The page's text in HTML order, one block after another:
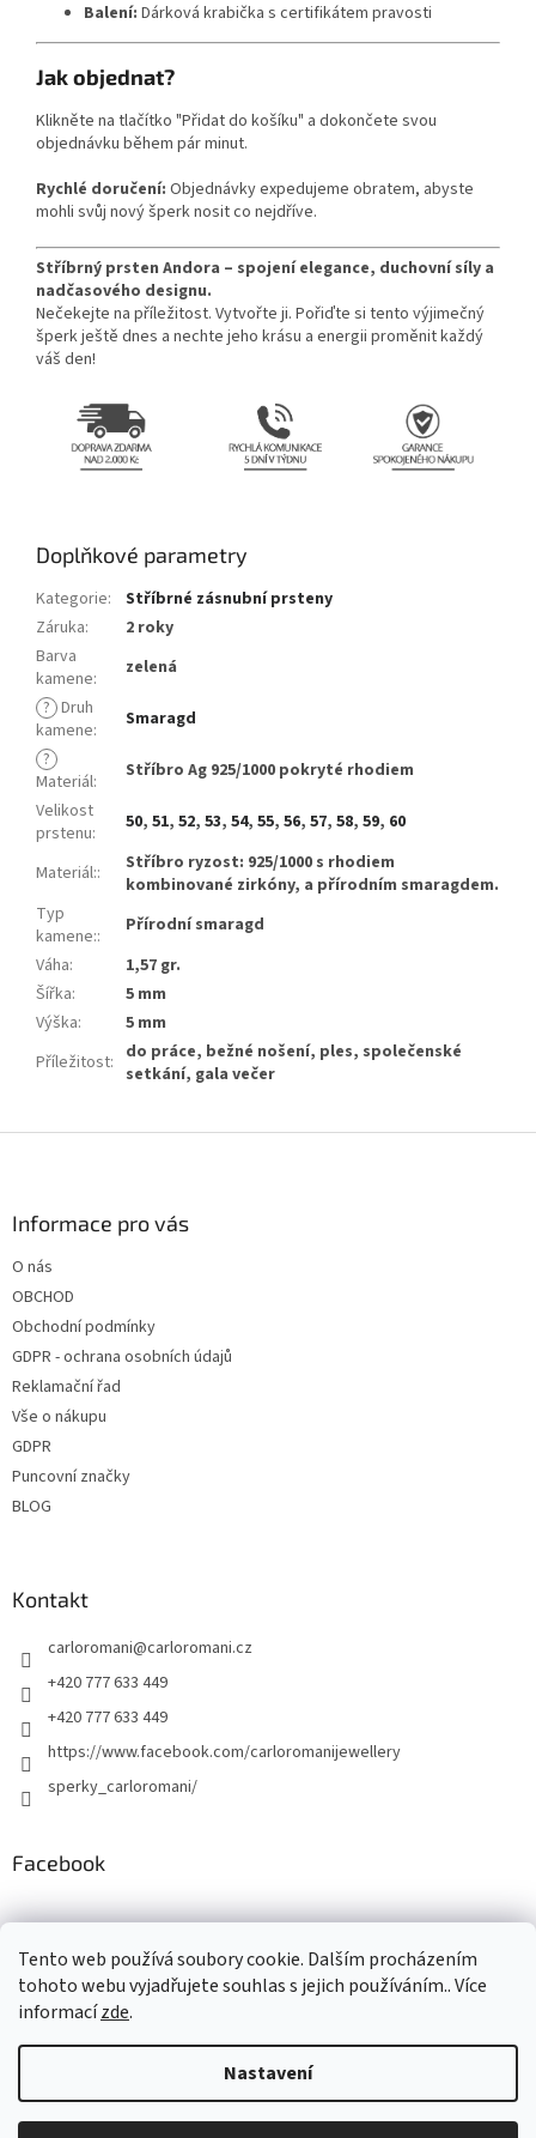
Tento web používá soubory cookie. Dalším procházením
tohoto webu vyjadřujete souhlas s jejich používáním.. Více
informacízde.
Nastavení
Balení: Dárková krabička s certifikátem pravosti
Jak objednat?
Klikněte na tlačítko "Přidat do košíku" a dokončete svou
objednávku během pár minut.
Rychlé doručení: Objednávky expedujeme obratem, abyste
mohli svůj nový šperk nosit co nejdříve.
Stříbrný prsten Andora – spojení elegance, duchovní síly a
nadčasového designu.
Nečekejte na příležitost. Vytvořte ji. Pořiďte si tento výjimečný
šperk ještě dnes a nechte jeho krásu a energii proměnit každý
váš den!
Doplňkové parametry
Kategorie:
Stříbrné zásnubní prsteny
Záruka:
2 roky
Barva
kamene:
zelená
? Druh
kamene:
Smaragd
?
Materiál:
Stříbro Ag 925/1000 pokryté rhodiem
Velikost
prstenu: 50, 51, 52, 53, 54, 55, 56, 57, 58, 59, 60
Materiál::
Stříbro ryzost: 925/1000 s rhodiem
kombinované zirkóny, a přírodním smaragdem.
Typ
kamene::
Přírodní smaragd
Váha:
1,57 gr.
Šířka:
5 mm
Výška:
5 mm
Příležitost: do práce, bežné nošení, ples, společenské
setkání, gala večer
Informace pro vás
O nás
OBCHOD
Obchodní podmínky
GDPR - ochrana osobních údajů
Reklamační řad
Vše o nákupu
GDPR
Puncovní značky
BLOG
Kontakt
carloromani@carloromani.cz
+420 777 633 449
+420 777 633 449
https://www.facebook.com/carloromanijewellery
sperky_carloromani/
Facebook
Instagram
Copyright 2026www.carloromani-shop.cz. Všechna práva